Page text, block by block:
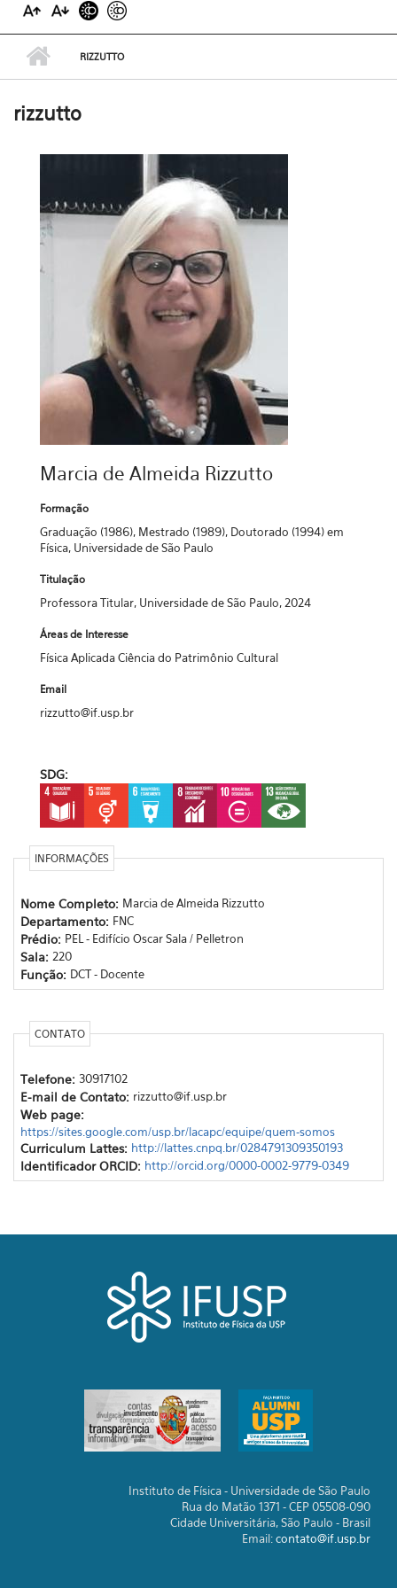
RIZZUTTO
rizzutto
Marcia de Almeida Rizzutto
Formação
Graduação (1986), Mestrado (1989), Doutorado (1994) em
Física, Universidade de São Paulo
Titulação
Professora Titular, Universidade de São Paulo, 2024
Áreas de Interesse
Física Aplicada Ciência do Patrimônio Cultural
Email
rizzutto@if.usp.br
SDG:
INFORMAÇÕES
Nome Completo: Marcia de Almeida Rizzutto
Departamento: FNC
Prédio: PEL - Edifício Oscar Sala / Pelletron
Sala: 220
Função: DCT - Docente
CONTATO
Telefone: 30917102
E-mail de Contato: rizzutto@if.usp.br
Web page:
https://sites.google.com/usp.br/lacapc/equipe/quem-somos
Curriculum Lattes: http://lattes.cnpq.br/0284791309350193
Identificador ORCID: http://orcid.org/0000-0002-9779-0349
Instituto de Física - Universidade de São Paulo
Rua do Matão 1371 - CEP 05508-090
Cidade Universitária, São Paulo - Brasil
Email:contato@if.usp.br